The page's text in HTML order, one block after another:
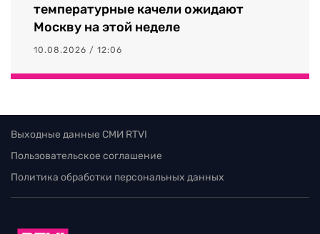
температурные качели ожидают
Москву на этой неделе
10.08.2026 / 12:06
Выходные данные СМИ RTVI
Пользовательское соглашение
Политика обработки персональных данных